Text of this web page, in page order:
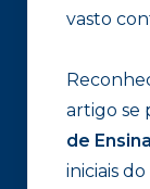
vasto
artigo se
de
iniciais